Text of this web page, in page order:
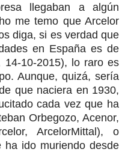
llegaban a algún
me temo que Arcelor
diga, si es verdad que
en España es de
14-10-2015), lo raro es
Aunque, quizá, sería
que naciera en 1930,
cada vez que ha
Orbegozo, Acenor,
ArcelorMittal), o
ido muriendo desde